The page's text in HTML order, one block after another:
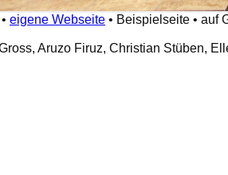
• eigene Webseite • Beispielseite • auf
Aruzo Firuz, Christian Stüben,